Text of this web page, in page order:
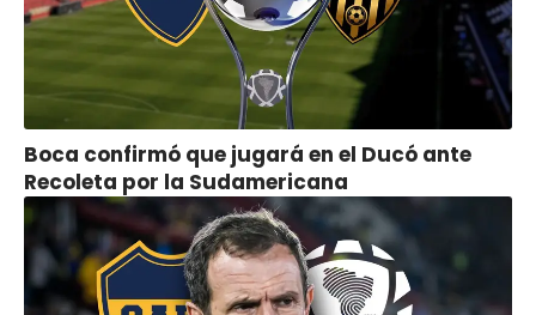
Boca confirmó que jugará en el Ducó ante
Recoleta por la Sudamericana